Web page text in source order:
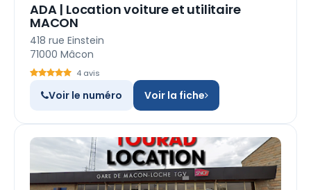
ADA | Location voiture et utilitaire
MACON
418 rue Einstein
71000 Mâcon
4 avis
Voir le numéro Voir la fiche